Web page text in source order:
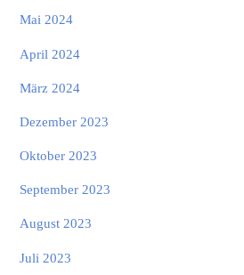
Mai 2024
April 2024
März 2024
Dezember 2023
Oktober 2023
September 2023
August 2023
Juli 2023